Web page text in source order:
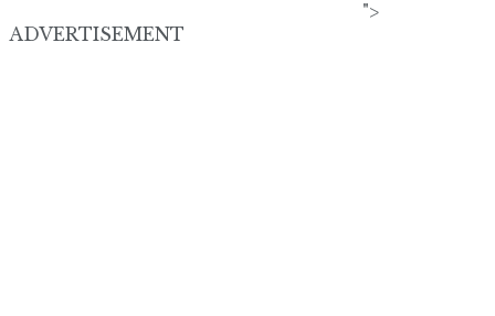
">
ADVERTISEMENT